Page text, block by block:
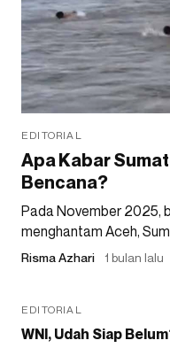
EDITORIAL
Apa Kabar
Bencana?
Pada November 2025,
menghantam Aceh,
Risma Azhari 1 bulan lalu
EDITORIAL
WNI, Udah Siap